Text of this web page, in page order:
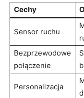
Cechy
Sensor ruchu
Bezprzewodowe
połączenie
Personalizacja